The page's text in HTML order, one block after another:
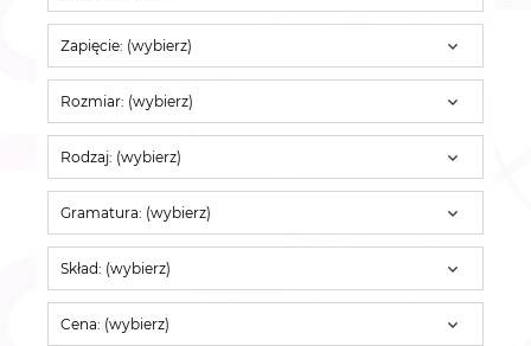
Zapięcie: (wybierz)
Rozmiar: (wybierz)
Rodzaj: (wybierz)
Gramatura: (wybierz)
Skład: (wybierz)
Cena: (wybierz)